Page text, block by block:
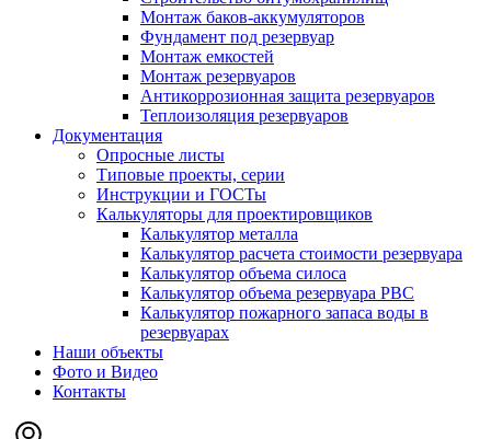
Монтаж баков-аккумуляторов
Фундамент под резервуар
Монтаж емкостей
Монтаж резервуаров
Антикоррозионная защита резервуаров
Теплоизоляция резервуаров
Документация
Опросные листы
Типовые проекты, серии
Инструкции и ГОСТы
Калькуляторы для проектировщиков
Калькулятор металла
Калькулятор расчета стоимости резервуара
Калькулятор объема силоса
Калькулятор объема резервуара РВС
Калькулятор пожарного запаса воды в
резервуарах
Наши объекты
Фото и Видео
Контакты